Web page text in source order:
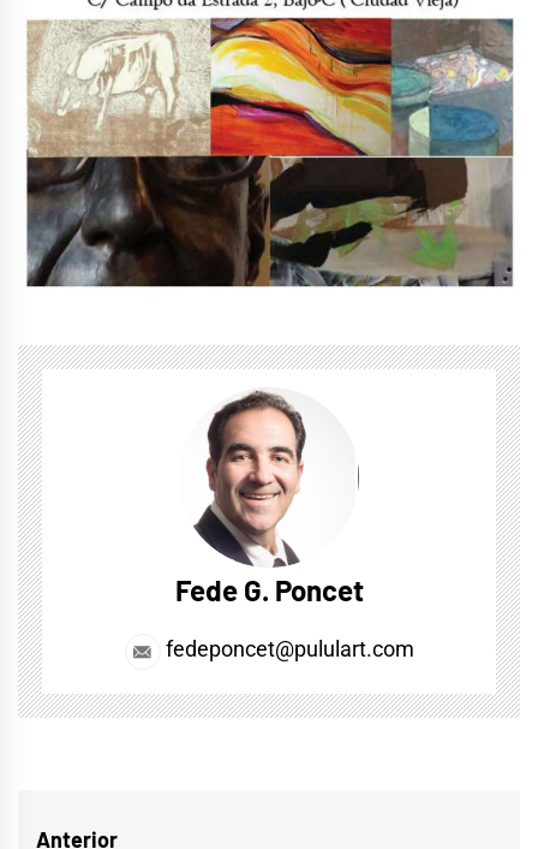
Fede G. Poncet
fedeponcet@pululart.com
Anterior